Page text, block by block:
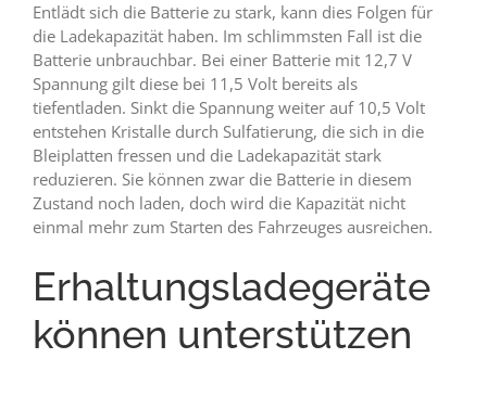
Entlädt sich die Batterie zu stark, kann dies Folgen für
die Ladekapazität haben. Im schlimmsten Fall ist die
Batterie unbrauchbar. Bei einer Batterie mit 12,7 V
Spannung gilt diese bei 11,5 Volt bereits als
tiefentladen. Sinkt die Spannung weiter auf 10,5 Volt
entstehen Kristalle durch Sulfatierung, die sich in die
Bleiplatten fressen und die Ladekapazität stark
reduzieren. Sie können zwar die Batterie in diesem
Zustand noch laden, doch wird die Kapazität nicht
einmal mehr zum Starten des Fahrzeuges ausreichen.
Erhaltungsladegeräte
können unterstützen